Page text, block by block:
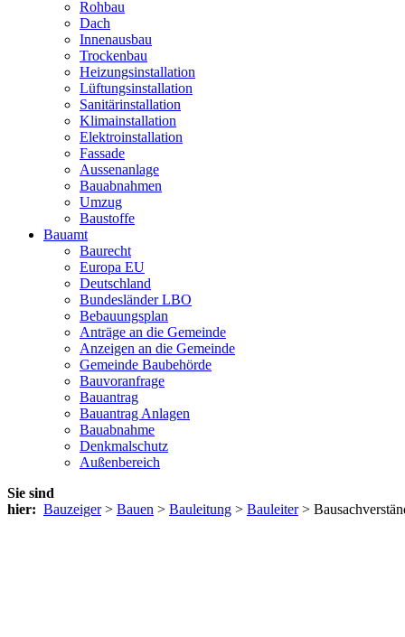
Rohbau
Dach
Innenausbau
Trockenbau
Heizungsinstallation
Lüftungsinstallation
Sanitärinstallation
Klimainstallation
Elektroinstallation
Fassade
Aussenanlage
Bauabnahmen
Umzug
Baustoffe
Bauamt
Baurecht
Europa EU
Deutschland
Bundesländer LBO
Bebauungsplan
Anträge an die Gemeinde
Anzeigen an die Gemeinde
Gemeinde Baubehörde
Bauvoranfrage
Bauantrag
Bauantrag Anlagen
Bauabnahme
Denkmalschutz
Außenbereich
Sie sind
hier: Bauzeiger> Bauen > Bauleitung > Bauleiter>